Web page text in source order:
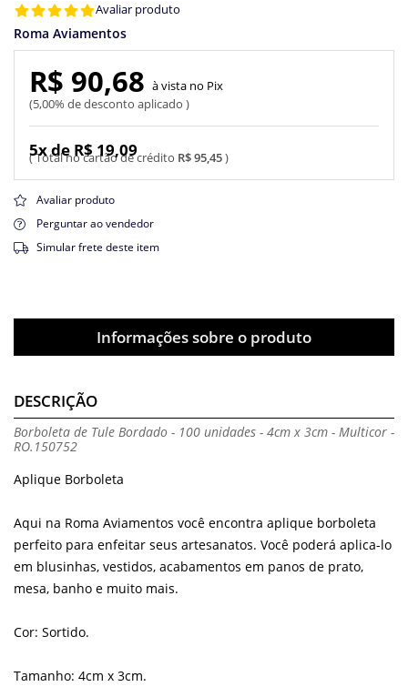
Avaliar produto
Roma Aviamentos
R$ 95,45
5x de R$ 19,09
R$ 90,68
5,00% de desconto aplicado
Pix
Avaliar produto
Perguntar ao vendedor
Simular frete deste item
Informações sobre o produto
DESCRIÇÃO
Borboleta de Tule Bordado - 100 unidades - 4cm x 3cm - Multicor -
RO.150752
Aplique Borboleta
Aqui na Roma Aviamentos você encontra aplique borboleta
perfeito para enfeitar seus artesanatos. Você poderá aplica-lo
em blusinhas, vestidos, acabamentos em panos de prato,
mesa, banho e muito mais.
Cor: Sortido.
Tamanho: 4cm x 3cm.